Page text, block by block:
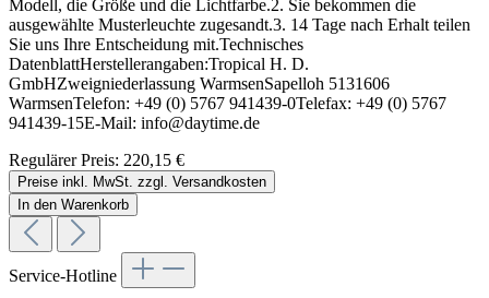
Modell, die Größe und die Lichtfarbe.2. Sie bekommen die
ausgewählte Musterleuchte zugesandt.3. 14 Tage nach Erhalt teilen
Sie uns Ihre Entscheidung mit.Technisches
DatenblattHerstellerangaben:Tropical H. D.
GmbHZweigniederlassung WarmsenSapelloh 5131606
WarmsenTelefon: +49 (0) 5767 941439-0Telefax: +49 (0) 5767
941439-15E-Mail: info@daytime.de
Regulärer Preis: 220,15 €
Preise inkl. MwSt. zzgl. Versandkosten
In den Warenkorb
Service-Hotline